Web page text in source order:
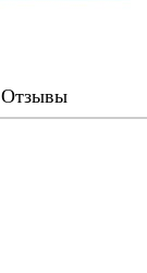
Отзывы